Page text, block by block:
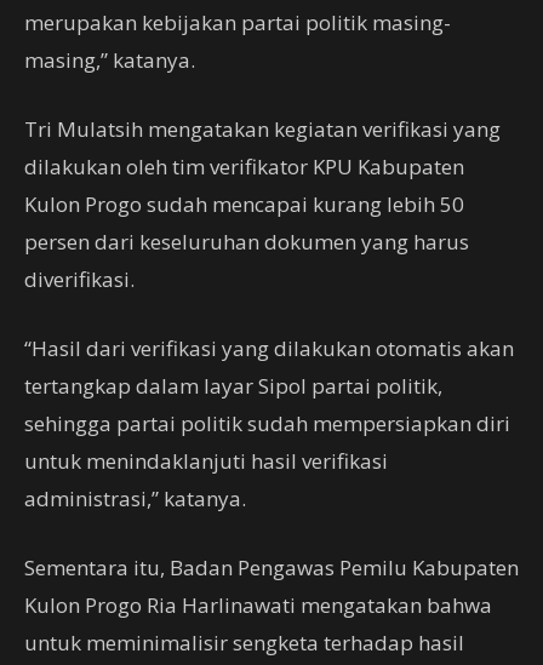
merupakan kebijakan partai politik masing-
masing,” katanya.
Tri Mulatsih mengatakan kegiatan verifikasi yang
dilakukan oleh tim verifikator KPU Kabupaten
Kulon Progo sudah mencapai kurang lebih 50
persen dari keseluruhan dokumen yang harus
diverifikasi.
“Hasil dari verifikasi yang dilakukan otomatis akan
tertangkap dalam layar Sipol partai politik,
sehingga partai politik sudah mempersiapkan diri
untuk menindaklanjuti hasil verifikasi
administrasi,” katanya.
Sementara itu, Badan Pengawas Pemilu Kabupaten
Kulon Progo Ria Harlinawati mengatakan bahwa
untuk meminimalisir sengketa terhadap hasil